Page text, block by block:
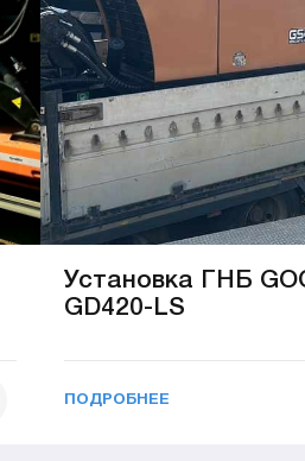
Установка ГНБ
GD420-LS
ПОДРОБНЕЕ